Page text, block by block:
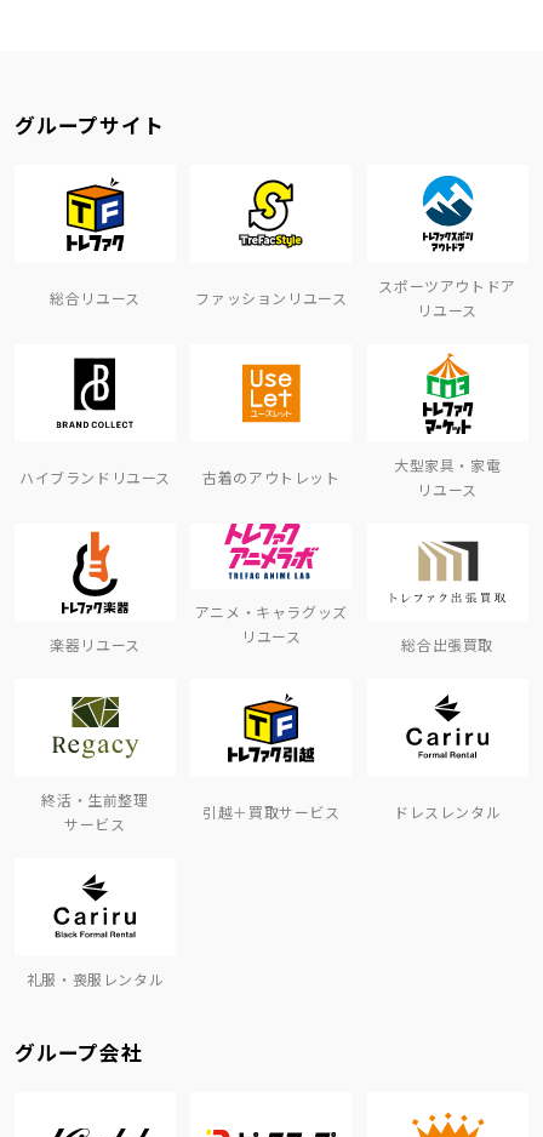
グループサイト
総合リユース ファッションリユース
スポーツアウトドア
リユース
ハイブランドリユース 古着のアウトレット
大型家具・家電
リユース
楽器リユース
アニメ・キャラグッズ
リユース
総合出張買取
終活・生前整理
サービス
引越＋買取サービス ドレスレンタル
礼服・喪服レンタル
グループ会社